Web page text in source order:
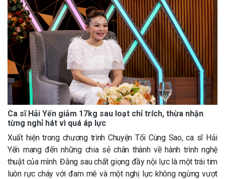
Ca sĩ Hải Yến giảm 17kg sau loạt chỉ trích, thừa nhận
từng nghỉ hát vì quá áp lực
Xuất hiện trong chương trình Chuyện Tối Cùng Sao, ca sĩ Hải
Yến mang đến những chia sẻ chân thành về hành trình nghệ
thuật của mình. Đằng sau chất giọng đầy nội lực là một trái tim
luôn rực cháy với đam mê và một nghị lực không ngừng vượt